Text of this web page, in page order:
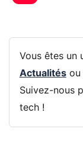
Vous êtes un
Actualitésou
Suivez-nous
tech !